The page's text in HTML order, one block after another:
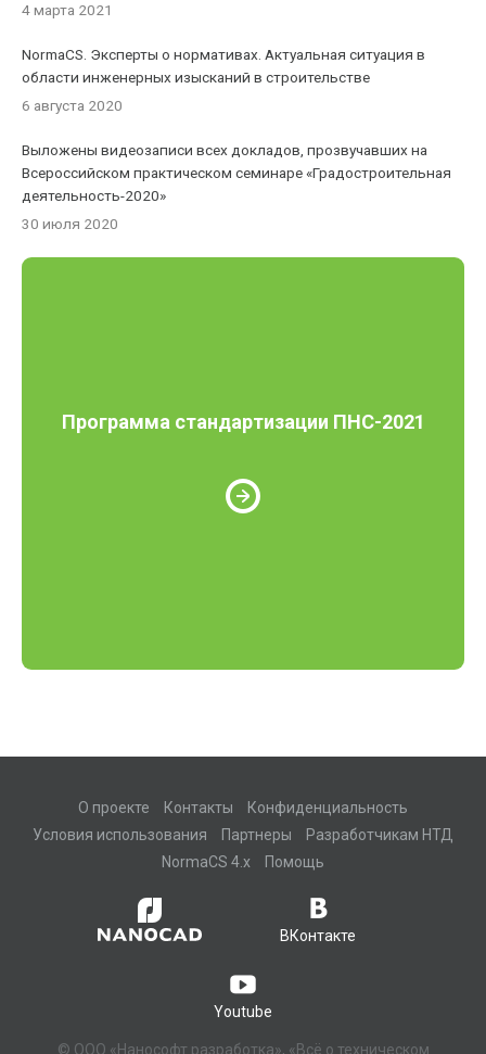
4 марта 2021
NormaCS. Эксперты о нормативах. Актуальная ситуация в
области инженерных изысканий в строительстве
6 августа 2020
Выложены видеозаписи всех докладов, прозвучавших на
Всероссийском практическом семинаре «Градостроительная
деятельность-2020»
30 июля 2020
Программа стандартизации ПНС-2021
О проекте Контакты
Конфиденциальность
Условия использования
Партнеры
Разработчикам НТД
NormaCS 4.x
Помощь
ВКонтакте
Youtube
© ООО «Нанософт разработка», «Всё о техническом